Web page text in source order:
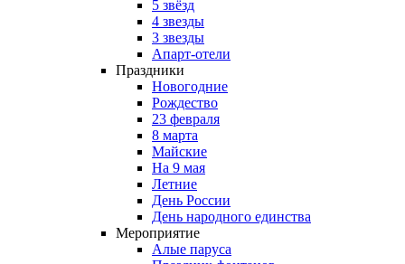
5 звёзд
4 звезды
3 звезды
Апарт-отели
Праздники
Новогодние
Рождество
23 февраля
8 марта
Майские
На 9 мая
Летние
День России
День народного единства
Мероприятие
Алые паруса